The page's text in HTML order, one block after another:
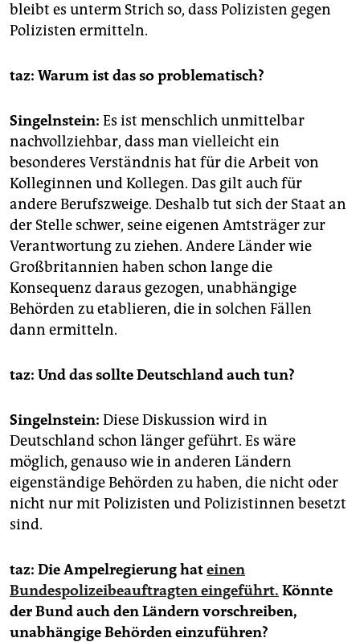
bleibt es unterm Strich so, dass Polizisten gegen
Polizisten ermitteln.
taz: Warum ist das so problematisch?
Singelnstein: Es ist menschlich unmittelbar
nachvollziehbar, dass man vielleicht ein
besonderes Verständnis hat für die Arbeit von
Kolleginnen und Kollegen. Das gilt auch für
andere Berufszweige. Deshalb tut sich der Staat an
der Stelle schwer, seine eigenen Amtsträger zur
Verantwortung zu ziehen. Andere Länder wie
Großbritannien haben schon lange die
Konsequenz daraus gezogen, unabhängige
Behörden zu etablieren, die in solchen Fällen
dann ermitteln.
taz: Und das sollte Deutschland auch tun?
Singelnstein: Diese Diskussion wird in
Deutschland schon länger geführt. Es wäre
möglich, genauso wie in anderen Ländern
eigenständige Behörden zu haben, die nicht oder
nicht nur mit Polizisten und Polizistinnen besetzt
sind.
taz: Die Ampelregierung hateinen
Bundespolizeibeauftragten eingeführt. Könnte
der Bund auch den Ländern vorschreiben,
unabhängige Behörden einzuführen?